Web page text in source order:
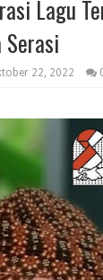
Lagu
Serasi
22, 2022